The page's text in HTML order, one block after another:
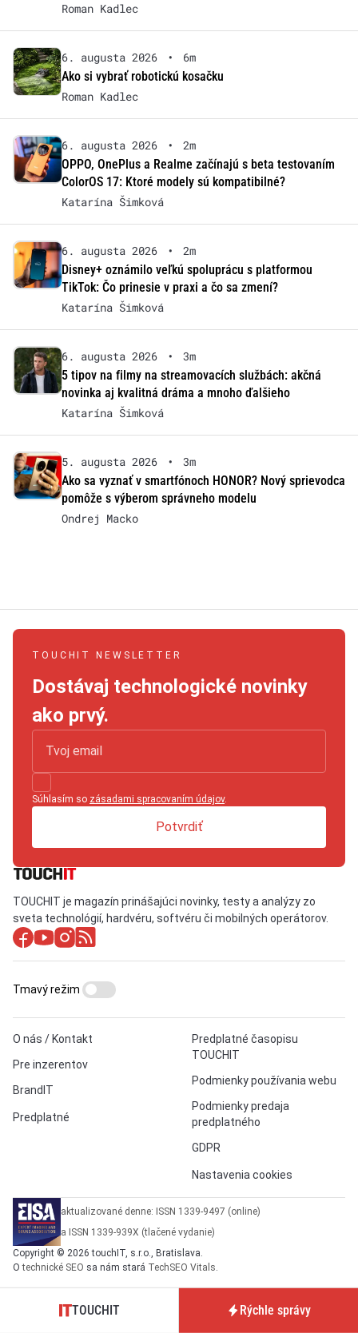
Roman Kadlec
6. augusta 2026 •
6m
Ako si vybrať robotickú kosačku
Roman Kadlec
6. augusta 2026 •
2m
OPPO, OnePlus a Realme začínajú s beta testovaním
ColorOS 17: Ktoré modely sú kompatibilné?
Katarína Šimková
6. augusta 2026 •
2m
Disney+ oznámilo veľkú spoluprácu s platformou
TikTok: Čo prinesie v praxi a čo sa zmení?
Katarína Šimková
6. augusta 2026 •
3m
5 tipov na filmy na streamovacích službách: akčná
novinka aj kvalitná dráma a mnoho ďalšieho
Katarína Šimková
5. augusta 2026 •
3m
Ako sa vyznať v smartfónoch HONOR? Nový sprievodca
pomôže s výberom správneho modelu
Ondrej Macko
TOUCHIT NEWSLETTER
Dostávaj technologické novinky
ako prvý.
Súhlasím so zásadami spracovaním údajov.
Potvrdiť
TOUCHIT je magazín prinášajúci novinky, testy a analýzy zo
sveta technológií, hardvéru, softvéru či mobilných operátorov.
O nás / Kontakt
Pre inzerentov
BrandIT
Predplatné
Predplatné časopisu
TOUCHIT
Podmienky používania webu
Podmienky predaja
predplatného
GDPR
Nastavenia cookies
Tmavý režim
aktualizované denne: ISSN 1339-9497 (online)
a ISSN 1339-939X (tlačené vydanie)
Copyright © 2026 touchIT, s.r.o., Bratislava.
Otechnické SEO sa nám stará TechSEO Vitals.
TOUCHIT Rýchle správy